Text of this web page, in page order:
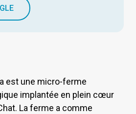
est une micro-ferme
implantée en plein cœur
La ferme a comme